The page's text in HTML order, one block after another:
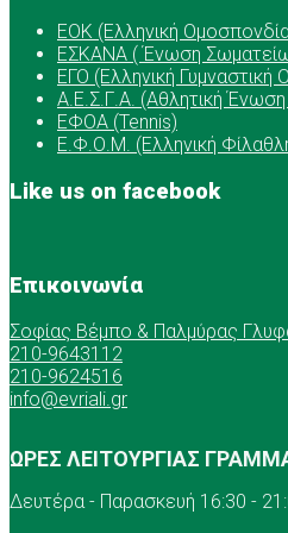
ΕOK (Ελληνική
ΕΣΚΑΝΑ ( Ένωση
ΕΓΟ (Ελληνική Γυμναστική
Α.Ε.Σ.Γ.Α. (Αθλητική Ένωση
ΕΦΟΑ (Tennis)
Ε.Φ.Ο.Μ. (Ελληνική
Like us on facebook
Επικοινωνία
Σοφίας Βέμπο & Παλμύρας
210-9643112
210-9624516
info@evriali.gr
ΩΡΕΣ ΛΕΙΤΟΥΡΓΙΑΣ
Δευτέρα - Παρασκευή 16:30 -